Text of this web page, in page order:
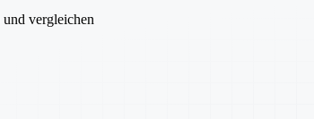
vergleichen